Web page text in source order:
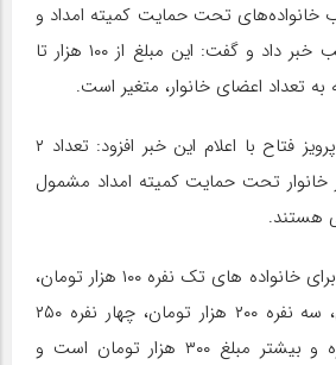
خانواده‌های تحت حمایت کمیته امداد و
بهزیستی تا پایان امشب خبر داد و گفت: این مبلغ از ۱۰۰ هزار تا
به گزارش ایسنا، سید پرویز فتاح با اعلام این خبر افزود: تعداد ۲
تحت حمایت کمیته امداد مشمول
هستند.
وی گفت: مبلغ واریزی برای خانواده های تک نفره ۱۰۰ هزار تومان،
دو نفر ۱۵۰ هزار تومان، سه نفره ۲۰۰ هزار تومان، چهار نفره ۲۵۰
هزار تومان و پنج نفره و بیشتر مبلغ ۳۰۰ هزار تومان است و